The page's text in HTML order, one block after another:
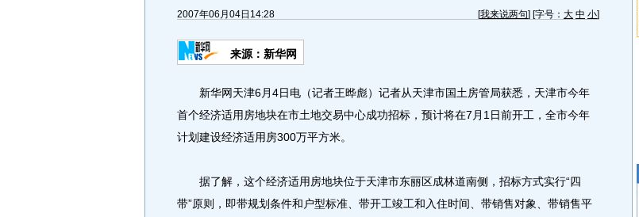
2007年06月04日14:28 [我来说两句] [字号： 大 中 小]
来源：新华网
新华网天津6月4日电（记者王晔彪）记者从天津市国土房管局获悉，天津市今年
首个经济适用房地块在市土地交易中心成功招标，预计将在7月1日前开工，全市今年
计划建设经济适用房300万平方米。
据了解，这个经济适用房地块位于天津市东丽区成林道南侧，招标方式实行“四
带”原则，即带规划条件和户型标准、带开工竣工和入住时间、带销售对象、带销售平